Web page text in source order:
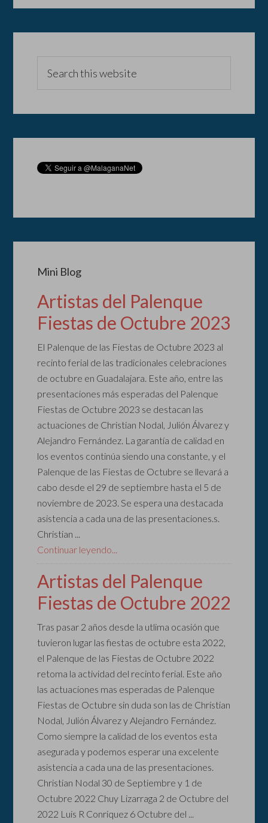
Mini Blog
Artistas del Palenque
Fiestas de Octubre 2023
El Palenque de las Fiestas de Octubre 2023 al
recinto ferial de las tradicionales celebraciones
de octubre en Guadalajara. Este año, entre las
presentaciones más esperadas del Palenque
Fiestas de Octubre 2023 se destacan las
actuaciones de Christian Nodal, Julión Álvarez y
Alejandro Fernández. La garantía de calidad en
los eventos continúa siendo una constante, y el
Palenque de las Fiestas de Octubre se llevará a
cabo desde el 29 de septiembre hasta el 5 de
noviembre de 2023. Se espera una destacada
asistencia a cada una de las presentaciones.s.
Christian ...
Continuar leyendo...
Artistas del Palenque
Fiestas de Octubre 2022
Tras pasar 2 años desde la utlima ocasión que
tuvieron lugar las fiestas de octubre esta 2022,
el Palenque de las Fiestas de Octubre 2022
retoma la actividad del recinto ferial. Este año
las actuaciones mas esperadas de Palenque
Fiestas de Octubre sin duda son las de Christian
Nodal, Julión Álvarez y Alejandro Fernández.
Como siempre la calidad de los eventos esta
asegurada y podemos esperar una excelente
asistencia a cada una de las presentaciones.
Christian Nodal 30 de Septiembre y 1 de
Octubre 2022 Chuy Lizarraga 2 de Octubre del
2022 Luis R Conriquez 6 Octubre del ...